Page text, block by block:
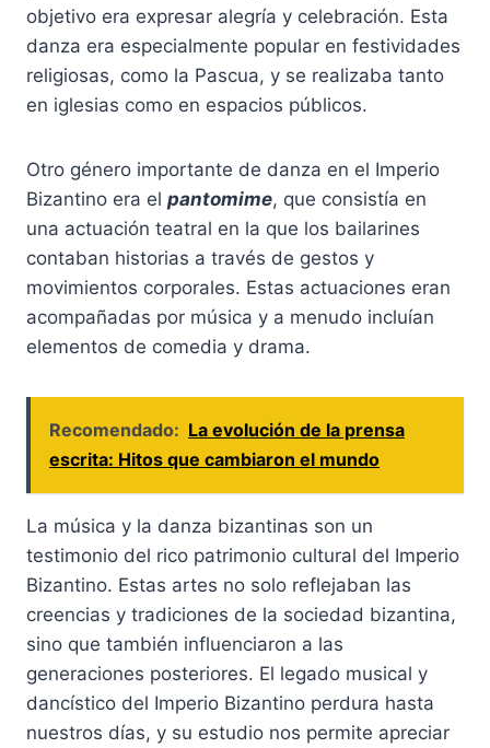
objetivo era expresar alegría y celebración. Esta
danza era especialmente popular en festividades
religiosas, como la Pascua, y se realizaba tanto
en iglesias como en espacios públicos.
Otro género importante de danza en el Imperio
Bizantino era el pantomime, que consistía en
una actuación teatral en la que los bailarines
contaban historias a través de gestos y
movimientos corporales. Estas actuaciones eran
acompañadas por música y a menudo incluían
elementos de comedia y drama.
Recomendado: La evolución de la prensa
escrita: Hitos que cambiaron el mundo
La música y la danza bizantinas son un
testimonio del rico patrimonio cultural del Imperio
Bizantino. Estas artes no solo reflejaban las
creencias y tradiciones de la sociedad bizantina,
sino que también influenciaron a las
generaciones posteriores. El legado musical y
dancístico del Imperio Bizantino perdura hasta
nuestros días, y su estudio nos permite apreciar